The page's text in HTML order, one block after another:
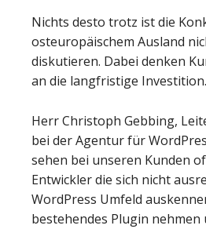
Nichts desto trotz ist die
osteuropäischem Ausland
diskutieren. Dabei denken
an die langfristige Investition.
Herr Christoph Gebbing,
bei der Agentur für
sehen bei unseren Kunden
Entwickler die sich nicht
WordPress Umfeld
bestehendes Plugin nehmen